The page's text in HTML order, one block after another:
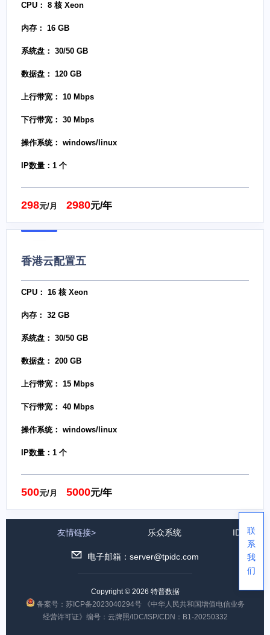
CPU： 8 核 Xeon
内存： 16 GB
系统盘： 30/50 GB
数据盘： 120 GB
上行带宽： 10 Mbps
下行带宽： 30 Mbps
操作系统： windows/linux
IP数量：1 个
298元/月 2980元/年
香港云配置五
CPU： 16 核 Xeon
内存： 32 GB
系统盘： 30/50 GB
数据盘： 200 GB
上行带宽： 15 Mbps
下行带宽： 40 Mbps
操作系统： windows/linux
IP数量：1 个
500元/月 5000元/年
友情链接> 乐众系统 IDC公司
电子邮箱：server@tpidc.com
Copyright © 2026 特普数据
备案号：苏ICP备2023040294号
《中华人民共和国增值电信业务
经营许可证》编号：云牌照/IDC/ISP/CDN：B1-20250332
联
系
我
们